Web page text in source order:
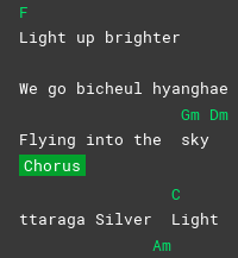
F
Light up brighter
We go bicheul hyanghae
Flying into the
Gm
sky
Dm
Chorus
ttaraga Silver
C
Light
Am